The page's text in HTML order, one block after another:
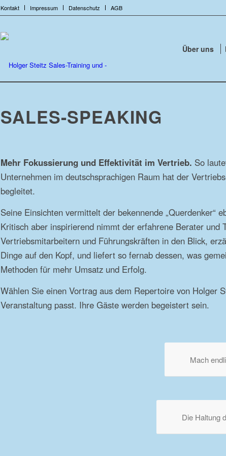
Kontakt Impressum Datenschutz AGB
Über uns
SALES-SPEAKING
Mehr Fokussierung und Effektivität im Vertrieb. So
Unternehmen im deutschsprachigen Raum hat der
begleitet.
Seine Einsichten vermittelt der bekennende „Querdenker“
Kritisch aber inspirierend nimmt der erfahrene Berater
Vertriebsmitarbeitern und Führungskräften in den Blick,
Dinge auf den Kopf, und liefert so fernab dessen, was
Methoden für mehr Umsatz und Erfolg.
Wählen Sie einen Vortrag aus dem Repertoire von Holger
Veranstaltung passt. Ihre Gäste werden begeistert sein.
Mach
Die Haltung